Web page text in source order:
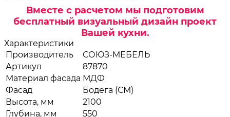
Вместе с расчетом мы подготовим
бесплатный визуальный дизайн проект
Вашей кухни.
Характеристики
Производитель
СОЮЗ-МЕБЕЛЬ
Артикул
87870
Материал фасада МДФ
Фасад
Бодега (СМ)
Высота, мм
2100
Глубина, мм
550